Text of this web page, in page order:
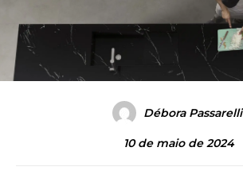
Débora Passarelli
10 de maio de 2024